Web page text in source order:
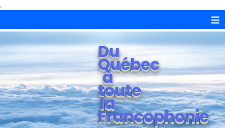
.
≡
Du
Québec
à
toute
la
Francophonie